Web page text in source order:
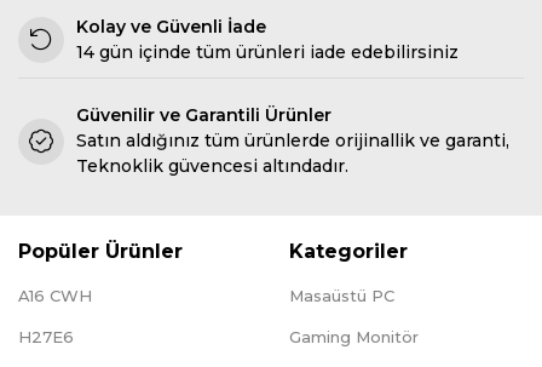
Kolay ve Güvenli İade
14 gün içinde tüm ürünleri iade edebilirsiniz
Güvenilir ve Garantili Ürünler
Satın aldığınız tüm ürünlerde orijinallik ve garanti,
Teknoklik güvencesi altındadır.
Popüler Ürünler
A16 CWH
H27E6
Kategoriler
Masaüstü PC
Gaming Monitör